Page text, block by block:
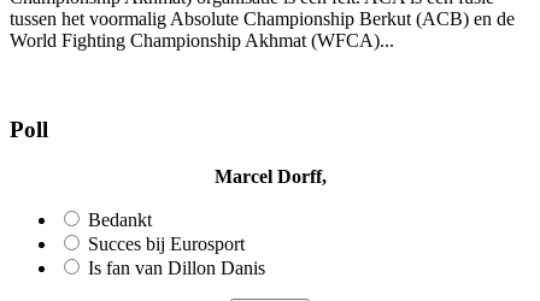
tussen het voormalig Absolute Championship Berkut (ACB) en de
World Fighting Championship Akhmat (WFCA)...
Poll
Marcel Dorff,
Bedankt
Succes bij Eurosport
Is fan van Dillon Danis